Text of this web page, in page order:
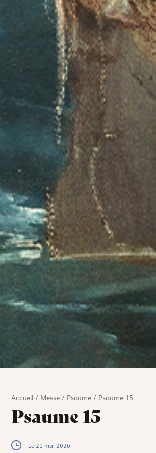
Accueil / Messe / Psaume / Psaume 15
Psaume 15
Le 21 mai 2026